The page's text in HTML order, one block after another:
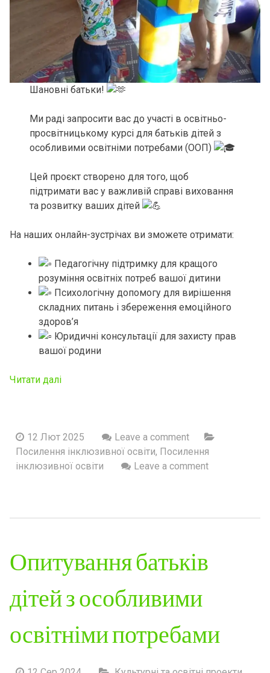
Шановні батьки!
Ми раді запросити вас до участі в освітньо-
просвітницькому курсі для батьків дітей з
особливими освітніми потребами (ООП)
Цей проєкт створено для того, щоб
підтримати вас у важливій справі виховання
та розвитку ваших дітей
На наших онлайн-зустрічах ви зможете отримати:
Педагогічну підтримку для кращого
розуміння освітніх потреб вашої дитини
Психологічну допомогу для вирішення
складних питань і збереження емоційного
здоров’я
Юридичні консультації для захисту прав
вашої родини
Читати далі
12 Лют 2025
Leave a comment
Посилення інклюзивної освіти, Посилення
інклюзивної освіти
Leave a comment
Опитування батьків
дітей з особливими
освітніми потребами